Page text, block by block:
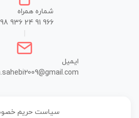
شماره همراه
936 24 91 966
ایمیل
سیاست حریم